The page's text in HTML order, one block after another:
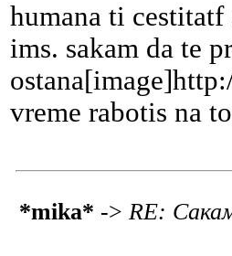
humana ti cestitatf
ims. sakam da te
vreme rabotis na
*mika* -> RE: